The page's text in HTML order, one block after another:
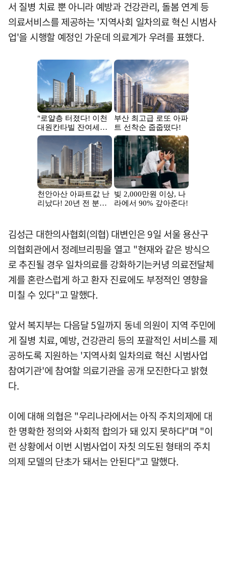
서 질병 치료 뿐 아니라 예방과 건강관리, 돌봄 연계 등
의료서비스를 제공하는 '지역사회 일차의료 혁신 시범사
업'을 시행할 예정인 가운데 의료계가 우려를 표했다.
김성근 대한의사협회(의협) 대변인은 9일 서울 용산구
의협회관에서 정례브리핑을 열고 "현재와 같은 방식으
로 추진될 경우 일차의료를 강화하기는커녕 의료전달체
계를 혼란스럽게 하고 환자 진료에도 부정적인 영향을
미칠 수 있다"고 말했다.
앞서 복지부는 다음달 5일까지 동네 의원이 지역 주민에
게 질병 치료, 예방, 건강관리 등의 포괄적인 서비스를 제
공하도록 지원하는 '지역사회 일차의료 혁신 시범사업
참여기관'에 참여할 의료기관을 공개 모진한다고 밝혔
다.
이에 대해 의협은 "우리나라에서는 아직 주치의제에 대
한 명확한 정의와 사회적 합의가 돼 있지 못하다"며 "이
런 상황에서 이번 시범사업이 자칫 의도된 형태의 주치
의제 모델의 단초가 돼서는 안된다"고 말했다.